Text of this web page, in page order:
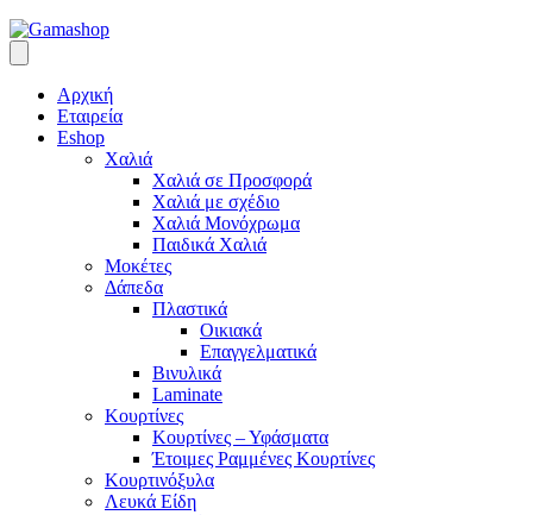
Αρχική
Εταιρεία
Eshop
Χαλιά
Χαλιά σε Προσφορά
Χαλιά με σχέδιο
Χαλιά Μονόχρωμα
Παιδικά Χαλιά
Μοκέτες
Δάπεδα
Πλαστικά
Οικιακά
Επαγγελματικά
Βινυλικά
Laminate
Κουρτίνες
Κουρτίνες – Υφάσματα
Έτοιμες Ραμμένες Κουρτίνες
Κουρτινόξυλα
Λευκά Είδη